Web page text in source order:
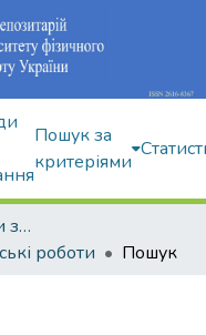
Пошук за
критеріями
Кваліфікаційні роботи здобувачів вищої освіти
роботи Пошук